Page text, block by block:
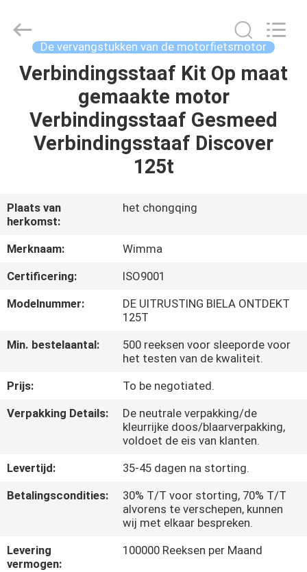
THUIS
PRODUCTEN
OVER
ONS
FABRIEKSTOCHT
KWALITEITSCONTROLE
EEN
SITEMAP
PRIVACYBELEID
Spare
Parts
Rights
Reserved.
De vervangstukken van de motorfietsmotor
Verbindingsstaaf Kit Op maat
gemaakte motor
Verbindingsstaaf Gesmeed
Verbindingsstaaf Discover
125t
Plaats van
herkomst:
het chongqing
Merknaam:
Wimma
Certificering:
ISO9001
Modelnummer:
DE UITRUSTING BIELA ONTDEKT
125T
Min. bestelaantal:
500 reeksen voor sleeporde voor
het testen van de kwaliteit.
Prijs:
To be negotiated.
Verpakking Details:
De neutrale verpakking/de
kleurrijke doos/blaarverpakking,
voldoet de eis van klanten.
Levertijd:
35-45 dagen na storting.
Betalingscondities:
30% T/T voor storting, 70% T/T
alvorens te verschepen, kunnen
wij met elkaar bespreken.
Levering
vermogen:
100000 Reeksen per Maand